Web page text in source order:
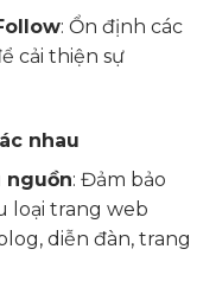
: Ổn định các
cải thiện sự
nhau
nguồn: Đảm bảo
loại trang web
diễn đàn, trang